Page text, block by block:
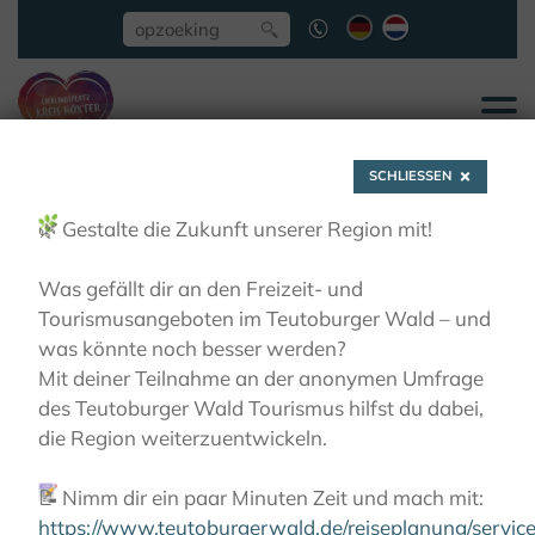
Ökumenischer
Weinpfad Corvey
ACTIEF WANDELEN
OP BEDEVAART
ÖKUMENISCHER WEINPFAD CORVEY
SCHLIESSEN
🌿 Gestalte die Zukunft unserer Region mit!
Was gefällt dir an den Freizeit- und
Tourismusangeboten im Teutoburger Wald – und
was könnte noch besser werden?
Mit deiner Teilnahme an der anonymen Umfrage
des Teutoburger Wald Tourismus hilfst du dabei,
die Region weiterzuentwickeln.
📝 Nimm dir ein paar Minuten Zeit und mach mit:
https://www.teutoburgerwald.de/reiseplanung/